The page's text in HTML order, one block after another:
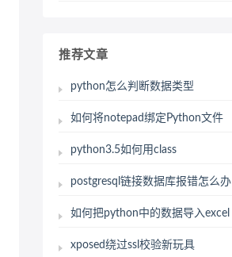
推荐文章
python怎么判断数据类型
如何将notepad绑定Python文件
python3.5如何用class
postgresql链接数据库报错怎么办
如何把python中的数据导入excel
xposed绕过ssl校验新玩具